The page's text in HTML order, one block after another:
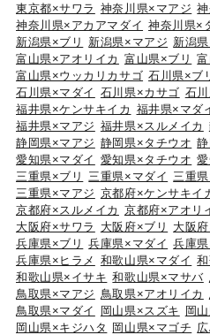
東京都×サワラ 神奈川県×マアジ
神奈川県×アカアマダイ 神奈川県×
新潟県×ブリ
新潟県×マアジ 新潟
富山県×アオリイカ 富山県×ブリ
富山県×ウッカリカサゴ 石川県×ブ
石川県×マダイ 石川県×カサゴ 石
福井県×ケンサキイカ 福井県×マダ
福井県×マアジ 福井県×スルメイカ
静岡県×マアジ 静岡県×タチウオ
愛知県×マダイ 愛知県×タチウオ
三重県×ブリ
三重県×マダイ 三重
三重県×マアジ 京都府×ケンサキイ
京都府×スルメイカ 京都府×アオリ
大阪府×サワラ
大阪府×ブリ 大阪
兵庫県×ブリ
兵庫県×マダイ 兵庫
兵庫県×ヒラメ 和歌山県×マダイ
和歌山県×イサキ 和歌山県×マサバ
鳥取県×マアジ 鳥取県×アオリイカ
鳥取県×マダイ
岡山県×スズキ 岡
岡山県×キジハタ 岡山県×マゴチ